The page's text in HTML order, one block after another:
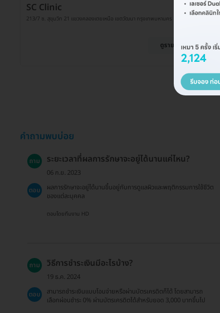
SC Clinic
213/7 ซ. สุขุมวิท 21 แขวงคลองเตยเหนือ เขตวัฒนา กรุงเทพมหานคร 10110
ดูรายละเอียด
คำถามพบบ่อย
ถาม ระยะเวลาที่ผลการรักษาจะอยู่ได้นานแค่ไหน?
06 ก.ย. 2023
ตอบ
ผลการรักษาจะอยู่ได้นานขึ้นอยู่กับการดูแลผิวและพฤติกรรมการใช้ชีวิต
ของแต่ละบุคคล
ตอบโดยทีมงาน HD
ถาม วิธีการชำระเงินมีอะไรบ้าง?
19 ธ.ค. 2024
ตอบ
สามารถชำระเงินแบบโอนจ่ายหรือผ่านบัตรเครดิตก็ได้ โดยสามารถ
เลือกผ่อนชำระ 0% ผ่านบัตรเครดิตได้สำหรับยอด 3,000 บาทขึ้นไป